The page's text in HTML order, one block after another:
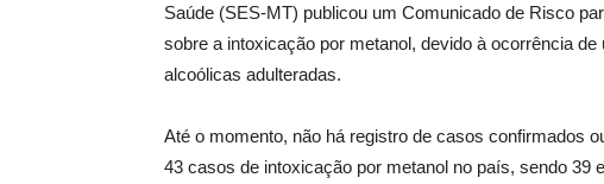
Saúde (SES-MT) publicou um Comunicado de Risco
sobre a intoxicação por metanol, devido à ocorrência
alcoólicas adulteradas.
Até o momento, não há registro de casos confirmados
43 casos de intoxicação por metanol no país, sendo 39